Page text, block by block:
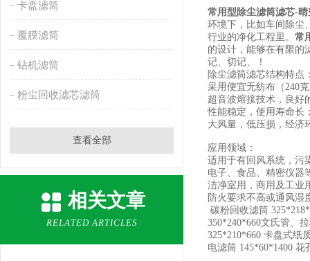
卡盘滤筒
覆膜滤筒
钻机滤筒
粉尘回收滤芯滤筒
查看全部
相关文章
RELATED ARTICLES
常用型除尘滤筒滤芯-
环境下，比如车间除尘
行业的净化工程里。 常
的设计，能够在有限的
记、切记、！
除尘滤筒滤芯结构特点
采用便宜无纺布（240
超音波熔接技术，良好
性能稳定，使用寿命长
大风量，低压损，经济
应用领域：
适用于有回风系统，污
电子、食品、精密仪器
洁净室用，商用及工业
防火要求不高或通风湿
碳粉回收滤筒
350*240*660文氏管、
325*210*660 卡盘式纸
电滤筒 145*60*1400 花